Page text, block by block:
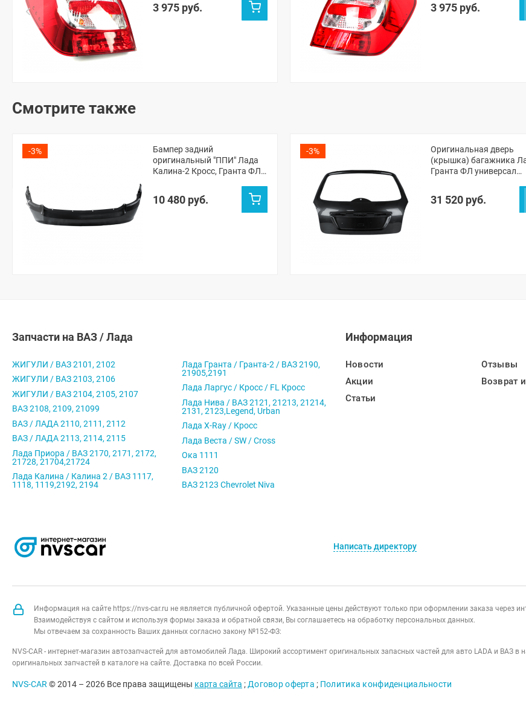
3 975 руб. 3 975 руб.
Смотрите также
-3%
Бампер задний
оригинальный "ППИ" Лада
Калина-2 Кросс, Гранта ФЛ
10 480 руб.
-3%
Оригинальная дверь
(крышка) багажника
Гранта ФЛ универсал
31 520 руб.
Запчасти на ВАЗ / Лада
ЖИГУЛИ / ВАЗ 2101, 2102
ЖИГУЛИ / ВАЗ 2103, 2106
ЖИГУЛИ / ВАЗ 2104, 2105, 2107
ВАЗ 2108, 2109, 21099
ВАЗ / ЛАДА 2110, 2111, 2112
ВАЗ / ЛАДА 2113, 2114, 2115
Лада Приора / ВАЗ 2170, 2171, 2172,
21728, 21704,21724
Лада Калина / Калина 2 / ВАЗ 1117,
1118, 1119,2192, 2194
Лада Гранта / Гранта-2 / ВАЗ 2190,
21905,2191
Лада Ларгус / Кросс / FL Кросс
Лада Нива / ВАЗ 2121, 21213, 21214,
2131, 2123,Legend, Urban
Лада X-Ray / Кросс
Лада Веста / SW / Cross
Ока 1111
ВАЗ 2120
ВАЗ 2123 Chevrolet Niva
Информация
Новости
Акции
Статьи
Отзывы
Возврат
Написать директору
Информация на сайте https://nvs-car.ru не является публичной офертой. Указанные цены действуют только при оформлении заказа через
Взаимодействуя с сайтом и используя формы заказа и обратной связи, Вы соглашаетесь на обработку персональных данных.
Мы отвечаем за сохранность Ваших данных согласно закону №152-ФЗ:
NVS-CAR - интернет-магазин автозапчастей для автомобилей Лада. Широкий ассортимент оригинальных запасных частей для авто LADA и ВАЗ
оригинальных запчастей в каталоге на сайте. Доставка по всей России.
NVS-CAR © 2014 – 2026 Все права защищены карта сайта ; Договор оферта ; Политика конфиденциальности